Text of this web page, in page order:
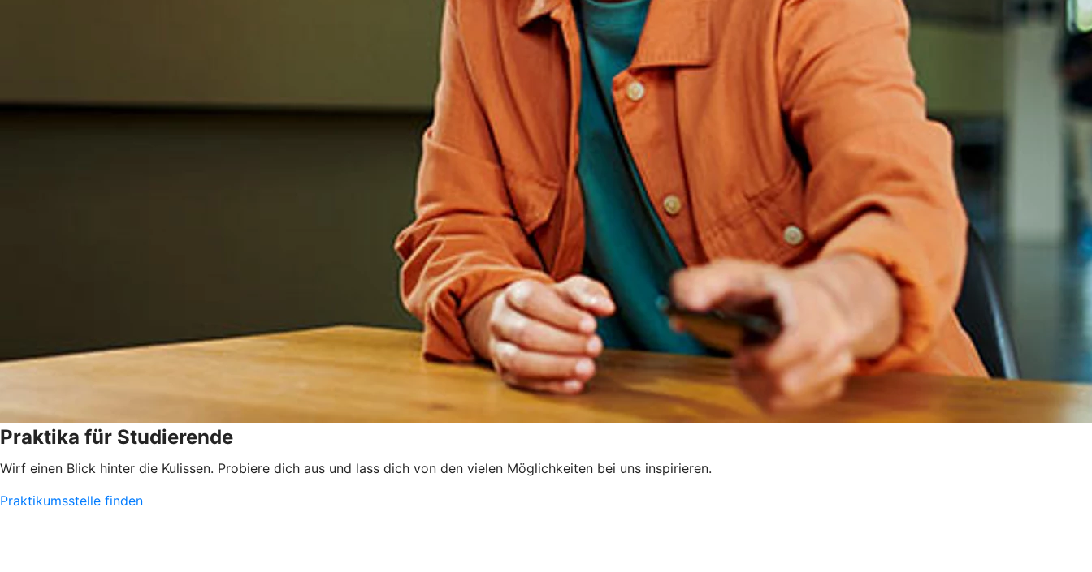
Praktika für Studierende
Wirf einen Blick hinter die Kulissen. Probiere dich aus und lass dich von den vielen Möglichkeiten bei uns inspirieren.
Praktikumsstelle finden